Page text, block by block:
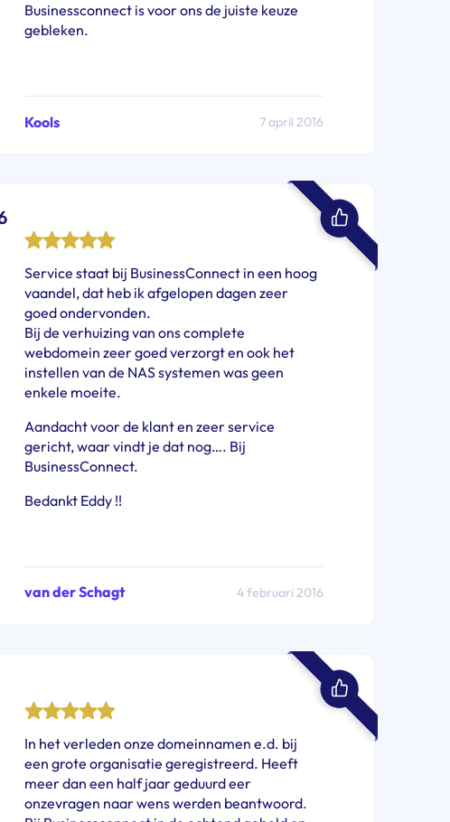
Businessconnect is voor ons de juiste keuze
gebleken.
Kools 7 april 2016
Service staat bij BusinessConnect in een hoog
vaandel, dat heb ik afgelopen dagen zeer
goed ondervonden.
Bij de verhuizing van ons complete
webdomein zeer goed verzorgt en ook het
instellen van de NAS systemen was geen
enkele moeite.
Aandacht voor de klant en zeer service
gericht, waar vindt je dat nog…. Bij
BusinessConnect.
Bedankt Eddy !!
van der Schagt 4 februari 2016
In het verleden onze domeinnamen e.d. bij
een grote organisatie geregistreerd. Heeft
meer dan een half jaar geduurd eer
onzevragen naar wens werden beantwoord.